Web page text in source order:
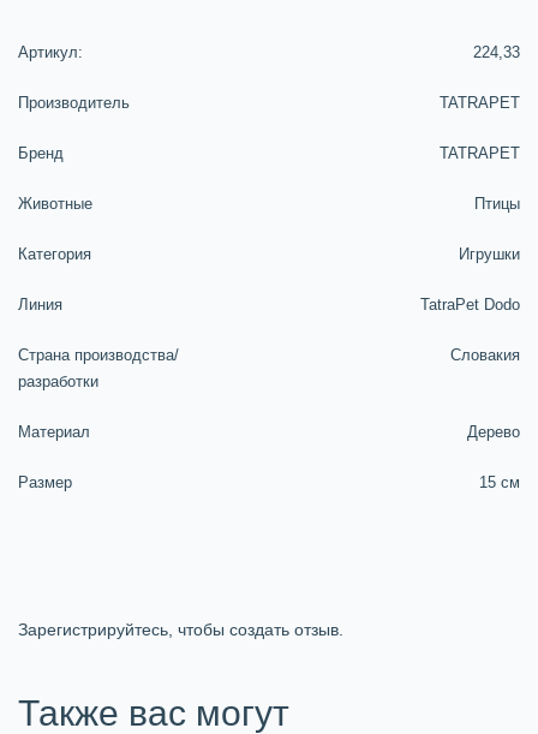
Артикул: 224,33
Производитель TATRAPET
Бренд TATRAPET
Животные Птицы
Категория Игрушки
Линия TatraPet Dodo
Страна производства/
разработки
Словакия
Материал Дерево
Размер 15 см
Зарегистрируйтесь, чтобы создать отзыв.
Также вас могут